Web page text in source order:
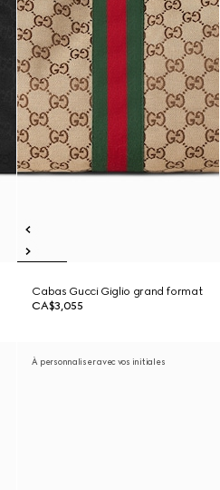
Cabas Gucci Giglio grand format
CA$3,055
À personnaliser avec vos initiales